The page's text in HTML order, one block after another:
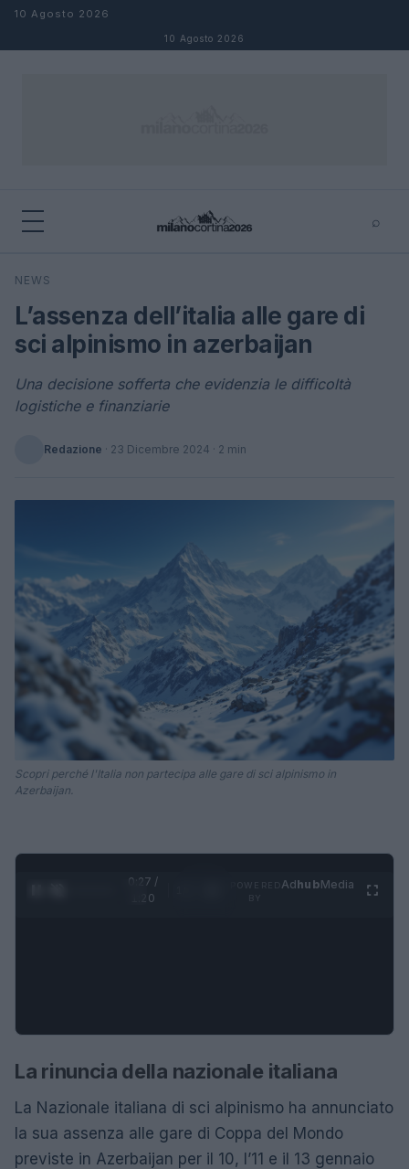
Salta al contenuto
10 Agosto 2026
10 Agosto 2026
⌕
Cerca
NEWS
L’assenza dell’italia alle gare di
sci alpinismo in azerbaijan
Una decisione sofferta che evidenzia le difficoltà
logistiche e finanziarie
Redazione · 23 Dicembre 2024 · 2 min
Scopri perché l'Italia non partecipa alle gare di sci alpinismo in
Azerbaijan.
0:28 /
1:20
AdhubMedia
La rinuncia della nazionale italiana
La Nazionale italiana di sci alpinismo ha annunciato
la sua assenza alle gare di Coppa del Mondo
previste in Azerbaijan per il 10, l’11 e il 13 gennaio